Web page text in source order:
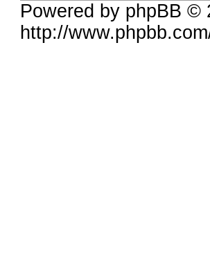
Powered by phpBB ©
http://